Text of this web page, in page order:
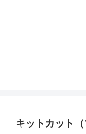
キットカット（